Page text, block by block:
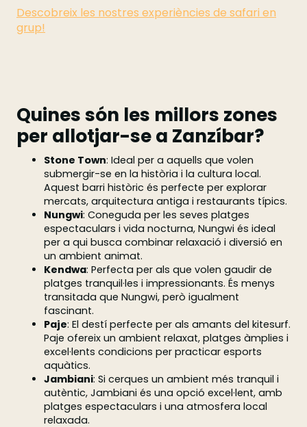
Descobreix les nostres experiències de safari en
grup!
Quines són les millors zones
per allotjar-se a Zanzíbar?
Stone Town: Ideal per a aquells que volen
submergir-se en la història i la cultura local.
Aquest barri històric és perfecte per explorar
mercats, arquitectura antiga i restaurants típics.
Nungwi: Coneguda per les seves platges
espectaculars i vida nocturna, Nungwi és ideal
per a qui busca combinar relaxació i diversió en
un ambient animat.
Kendwa: Perfecta per als que volen gaudir de
platges tranquil·les i impressionants. És menys
transitada que Nungwi, però igualment
fascinant.
Paje: El destí perfecte per als amants del kitesurf.
Paje ofereix un ambient relaxat, platges àmplies i
excel·lents condicions per practicar esports
aquàtics.
Jambiani: Si cerques un ambient més tranquil i
autèntic, Jambiani és una opció excel·lent, amb
platges espectaculars i una atmosfera local
relaxada.